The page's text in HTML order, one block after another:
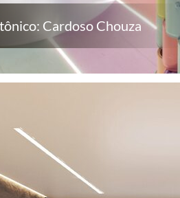
Cardoso Chouza